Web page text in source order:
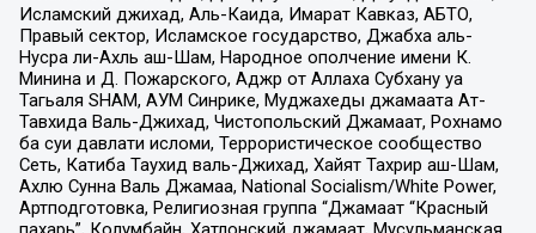
Исламский джихад, Аль-Каида, Имарат Кавказ, АБТО,
Правый сектор, Исламское государство, Джабха аль-
Нусра ли-Ахль аш-Шам, Народное ополчение имени К.
Минина и Д. Пожарского, Аджр от Аллаха Субхану уа
Тагьаля SHAM, АУМ Синрике, Муджахеды джамаата Ат-
Тавхида Валь-Джихад, Чистопольский Джамаат, Рохнамо
ба суи давлати исломи, Террористическое сообщество
Сеть, Катиба Таухид валь-Джихад, Хайят Тахрир аш-Шам,
Ахлю Сунна Валь Джамаа, National Socialism/White Power,
Артподготовка, Религиозная группа “Джамаат “Красный